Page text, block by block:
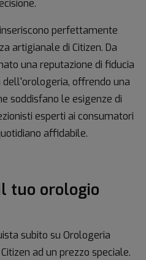
perfettamente
artigianale di Citizen. Da
una reputazione di fiducia
offrendo una
soddisfano le esigenze di
esperti ai consumatori
affidabile.
tuo orologio
subito su Orologeria
ad un prezzo speciale.